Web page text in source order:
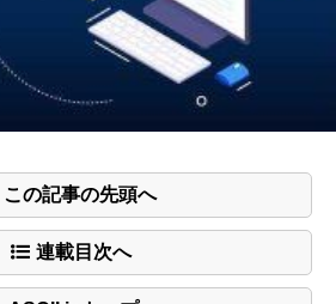
この記事の先頭へ
連載目次へ